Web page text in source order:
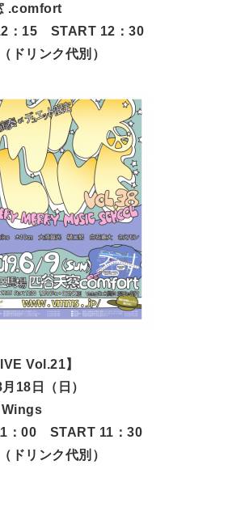
.comfort
：15 START 12：30
ドリンク代別）
Vol.21】
18日（日）
：00 START 11：30
ドリンク代別）